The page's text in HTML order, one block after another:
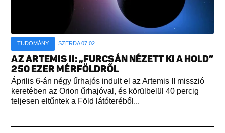
TUDOMÁNY SZERDA 07:02
AZ ARTEMIS II: „FURCSÁN NÉZETT KI A HOLD”
250 EZER MÉRFÖLDRŐL
Április 6-án négy űrhajós indult el az Artemis II misszió
keretében az Orion űrhajóval, és körülbelül 40 percig
teljesen eltűntek a Föld látóteréből...